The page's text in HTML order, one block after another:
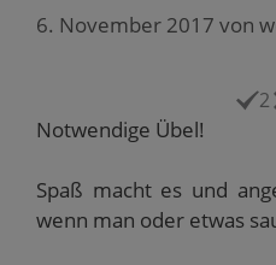
6. November 2017 von
2
Notwendige Übel!
Spaß macht es und
wenn man oder etwas